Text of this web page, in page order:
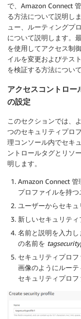
で、Amazon Connect
る方法について説明し
ュー、ルーティングプ
について説明します。
を使用してアクセス制
イルを変更およびテス
を検証する方法につい
アクセスコントロー
の設定
このセクションでは、
つのセキュリティプロ
理コンソール内でセキ
ントロールタグとリソ
明します。
Amazon Connect 管
プロファイルを持
ユーザーからセキ
新しいセキュリテ
名前と説明を入力
の名前を
セキュリティプロ
画像のようにルーテ
セキュリティプロ